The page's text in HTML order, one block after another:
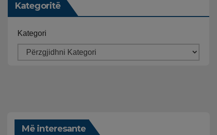
Kategoritë
Kategori
Më interesante